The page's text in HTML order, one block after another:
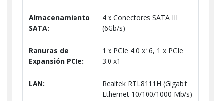
Almacenamiento
SATA:
4 x Conectores SATA III
(6Gb/s)
Ranuras de
Expansión PCIe:
1 x PCIe 4.0 x16, 1 x PCIe
3.0 x1
LAN:
Realtek RTL8111H (Gigabit
Ethernet 10/100/1000 Mb/s)